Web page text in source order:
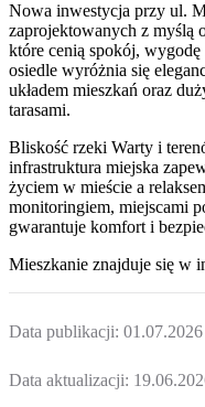
Nowa inwestycja przy ul.
zaprojektowanych z myślą
które cenią spokój,
osiedle wyróżnia się
układem mieszkań oraz
tarasami.
Bliskość rzeki Warty i
infrastruktura miejska
życiem w mieście a
monitoringiem, miejscami
gwarantuje komfort i
Mieszkanie znajduje się w
Data publikacji: 01.07.2026
Data aktualizacji: